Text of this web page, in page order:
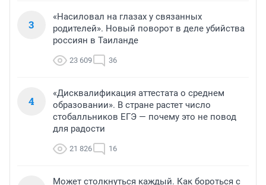
3
«Насиловал на глазах у связанных
родителей». Новый поворот в деле убийства
россиян в Таиланде
23 609 36
4
«Дисквалификация аттестата о среднем
образовании». В стране растет число
стобалльников ЕГЭ — почему это не повод
для радости
21 826 16
Может столкнуться каждый. Как бороться с